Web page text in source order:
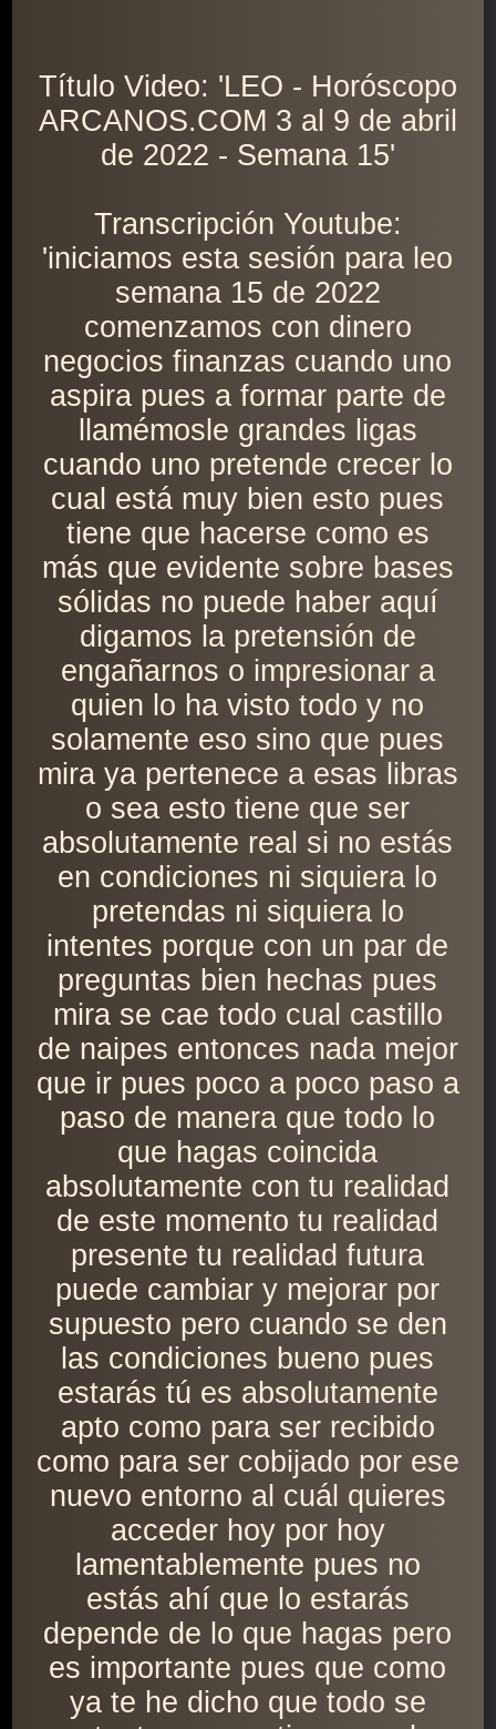
Título Video: 'LEO - Horóscopo
ARCANOS.COM 3 al 9 de abril
de 2022 - Semana 15'
Transcripción Youtube:
'iniciamos esta sesión para leo
semana 15 de 2022
comenzamos con dinero
negocios finanzas cuando uno
aspira pues a formar parte de
llamémosle grandes ligas
cuando uno pretende crecer lo
cual está muy bien esto pues
tiene que hacerse como es
más que evidente sobre bases
sólidas no puede haber aquí
digamos la pretensión de
engañarnos o impresionar a
quien lo ha visto todo y no
solamente eso sino que pues
mira ya pertenece a esas libras
o sea esto tiene que ser
absolutamente real si no estás
en condiciones ni siquiera lo
pretendas ni siquiera lo
intentes porque con un par de
preguntas bien hechas pues
mira se cae todo cual castillo
de naipes entonces nada mejor
que ir pues poco a poco paso a
paso de manera que todo lo
que hagas coincida
absolutamente con tu realidad
de este momento tu realidad
presente tu realidad futura
puede cambiar y mejorar por
supuesto pero cuando se den
las condiciones bueno pues
estarás tú es absolutamente
apto como para ser recibido
como para ser cobijado por ese
nuevo entorno al cuál quieres
acceder hoy por hoy
lamentablemente pues no
estás ahí que lo estarás
depende de lo que hagas pero
es importante pues que como
ya te he dicho que todo se